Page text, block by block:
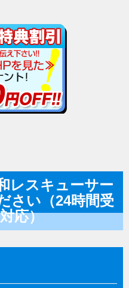
レスキューサー
さい（24時間受
応）